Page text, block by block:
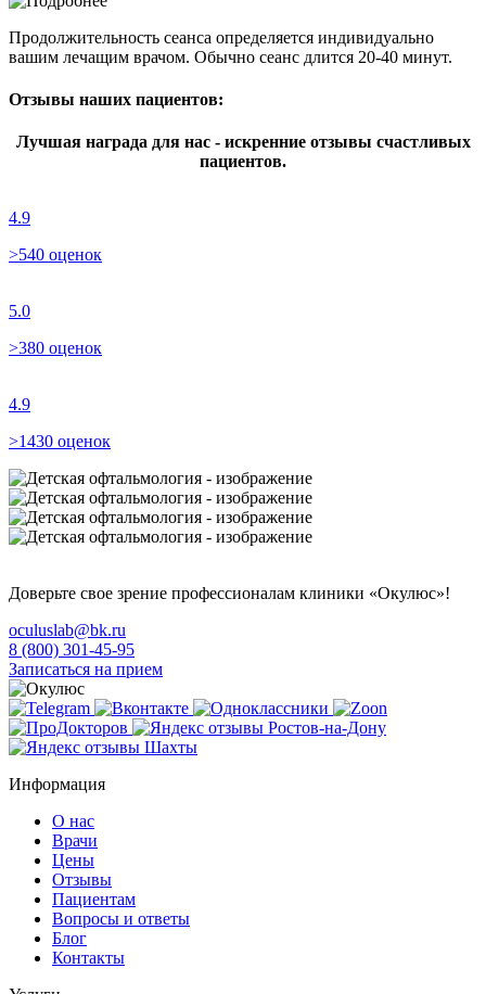
Продолжительность сеанса определяется индивидуально
вашим лечащим врачом. Обычно сеанс длится 20-40 минут.
Отзывы наших пациентов:
Лучшая награда для нас - искренние отзывы счастливых
пациентов.
4.9
5.0
>380 оценок
4.9
>1430 оценок
Доверьте свое зрение профессионалам клиники «Окулюс»!
oculuslab@bk.ru
8 (800) 301-45-95
Записаться на прием
Информация
О нас